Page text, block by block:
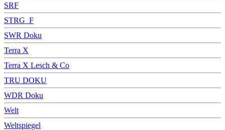
SRF
STRG_F
SWR Doku
Terra X
Terra X Lesch & Co
TRU DOKU
WDR Doku
Welt
Weltspiegel